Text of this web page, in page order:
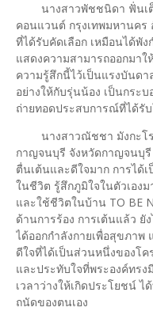
นางสาวพัชชนิดา ฟั่นเ
คอนแวนต์ กรุงเทพมหานคร
ที่ได้รับคัดเลือก เหมือนได้พั
แสดงความสามารถออกมาใ
ความรู้สึกนี้ไว้เป็นแรงบันด
อย่างให้กับรุ่นน้อง เป็นกระบ
ถ่ายทอดประสบการณ์ที่ได้รั
นางสาวณัชชา มังกะโ
กาญจนบุรี จังหวัดกาญจนบุ
ตื่นเต้นและดีใจมาก การได้
ในชีวิต รู้สึกภูมิใจในตัวเอง
และใช้ชีวิตในบ้าน TO BE
ด้านการร้อง การเต้นแล้ว ยั
ได้ออกกำลังกายเพื่อสุขภาพ
ดีใจที่ได้เป็นส่วนหนึ่งของโ
และประทับใจที่พระองค์ทร
เวลาว่างให้เกิดประโยชน์
ถนัดของตนเอง